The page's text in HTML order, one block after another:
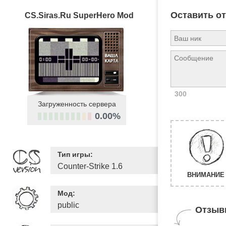
CS.Siras.Ru SuperHero Mod
Загруженность сервера
0.00%
Тип игры:
Counter-Strike 1.6
Мод:
public
Оставить
300
ВНИМАНИЕ